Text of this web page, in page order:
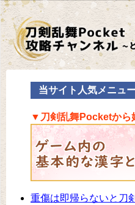
当サイト人気メニュ
▼刀剣乱舞Pocketから
重傷は即帰らないと刀